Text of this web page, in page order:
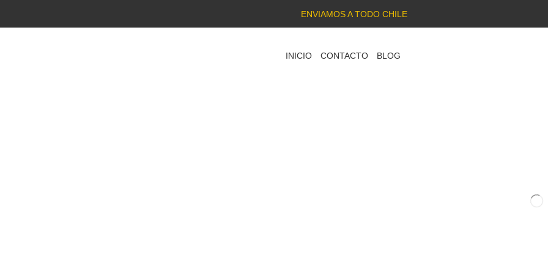
ENVIAMOS A TODO CHILE
INICIO CONTACTO BLOG